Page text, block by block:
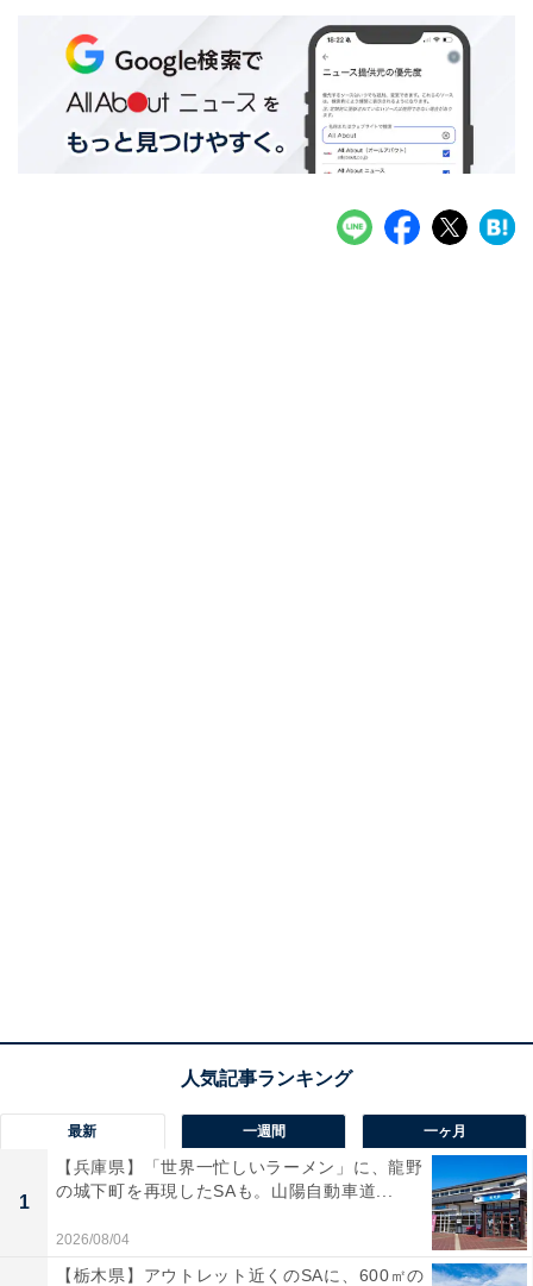
最新 一週間 一ヶ月
1
【兵庫県】「世界一忙しいラーメン」に、龍野
の城下町を再現したSAも。山陽自動車道...
2026/08/04
【栃木県】アウトレット近くのSAに、600㎡の